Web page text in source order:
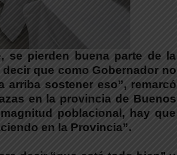
se pierden buena parte de la
que como Gobernador no
arriba sostener eso”, remarcó
en la provincia de Buenos
poblacional, hay que
en la Provincia”.